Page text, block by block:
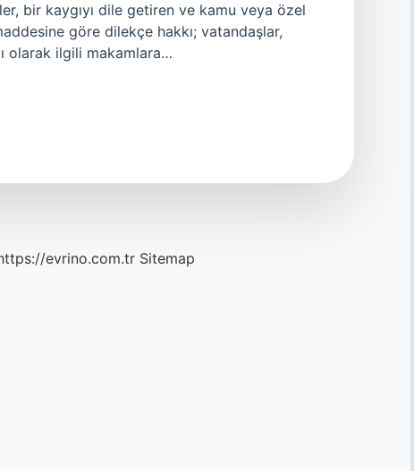
bir kaygıyı dile getiren ve kamu veya özel
göre dilekçe hakkı; vatandaşlar,
olarak ilgili makamlara…
evrino.com.tr Sitemap